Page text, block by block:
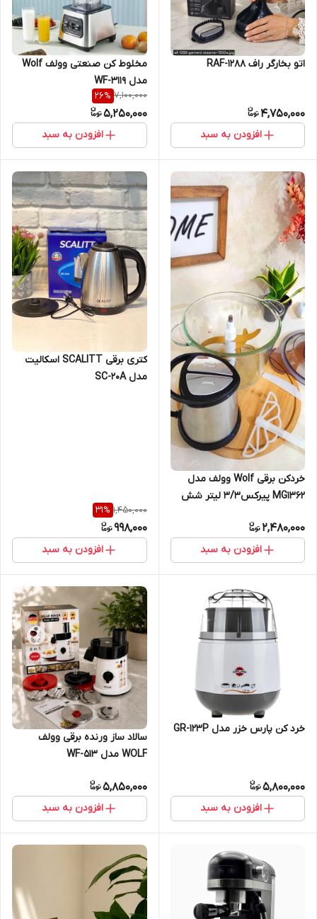
اتو بخارگر راف RAF-1288
4,750,000
افزودن به سبد
مخلوط کن صنعتی وولف Wolf
مدل WF-3119
7,100,000
26%
5,250,000
افزودن به سبد
خردکن برقی Wolf وولف مدل
MG1362 پیرکس۳/۳ لیتر شش
2,480,000
افزودن به سبد
کتری برقی SCALITT اسکالیت
مدل SC-20A
1,450,000
31%
998,000
افزودن به سبد
خرد کن پارس خزر مدل GR-123P
5,800,000
افزودن به سبد
سالاد ساز ورنده برقی وولف
WOLF مدل WF-513
5,850,000
افزودن به سبد